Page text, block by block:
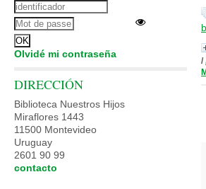
/
Olvidé mi contraseña
DIRECCIÓN
Biblioteca Nuestros Hijos
Miraflores 1443
11500 Montevideo
Uruguay
2601 90 99
contacto